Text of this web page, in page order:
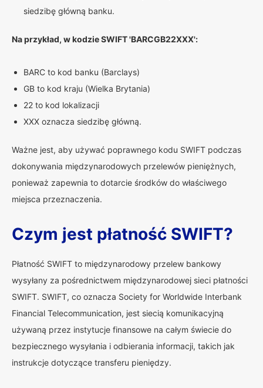
siedzibę główną banku.
Na przykład, w kodzie SWIFT 'BARCGB22XXX':
BARC to kod banku (Barclays)
GB to kod kraju (Wielka Brytania)
22 to kod lokalizacji
XXX oznacza siedzibę główną.
Ważne jest, aby używać poprawnego kodu SWIFT podczas
dokonywania międzynarodowych przelewów pieniężnych,
ponieważ zapewnia to dotarcie środków do właściwego
miejsca przeznaczenia.
Czym jest płatność SWIFT?
Płatność SWIFT to międzynarodowy przelew bankowy
wysyłany za pośrednictwem międzynarodowej sieci płatności
SWIFT. SWIFT, co oznacza Society for Worldwide Interbank
Financial Telecommunication, jest siecią komunikacyjną
używaną przez instytucje finansowe na całym świecie do
bezpiecznego wysyłania i odbierania informacji, takich jak
instrukcje dotyczące transferu pieniędzy.